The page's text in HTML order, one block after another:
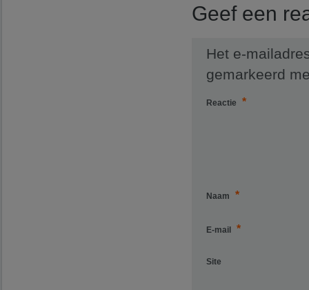
Geef een
Het e-
gemarkeerd
Reactie *
Naam *
E-mail *
Site